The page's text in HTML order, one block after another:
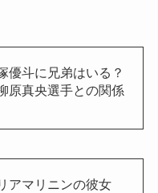
優斗に兄弟はいる？
原真央選手との関係
アマリニンの彼女